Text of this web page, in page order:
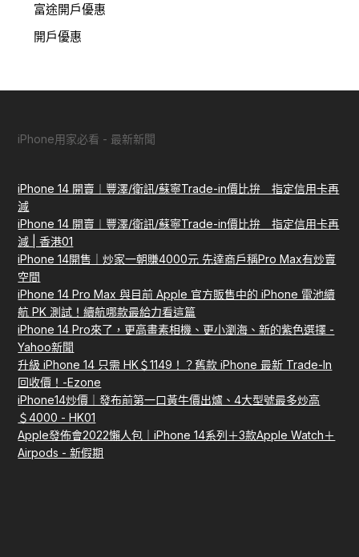
富途開戶優惠
開戶優惠
iPhone用家必看 - 最新新聞
iPhone 14 開賣︱豐澤/衛訊/蘇寧Trade-in價比拚 指定信用卡再
減
iPhone 14 開賣︱豐澤/衛訊/蘇寧Trade-in價比拚 指定信用卡再
減 | 香港01
iPhone 14開售｜炒家一朝賺4000元 先達商戶稱Pro Max有炒賣
空間
iPhone 14 Pro Max 與目前 Apple 官方販售中的 iPhone 電池續
航 PK 測試！續航哪款最給力看這篇
iPhone 14 Pro來了，更高畫素相機、更小瀏海、新的紫色選擇 -
Yahoo新聞
升級 iPhone 14 只需 HK＄1149！？舊款 iPhone 最新 Trade-In
回收價！-Ezone
iPhone14炒價｜發布前第一口黃牛價出爐、4大型號最多炒高
＄4000 - HK01
Apple發佈會2022懶人包｜iPhone 14系列＋3款Apple Watch＋
Airpods - 新假期